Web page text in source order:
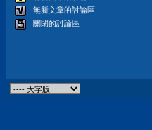
無新文章的討論區
關閉的討論區